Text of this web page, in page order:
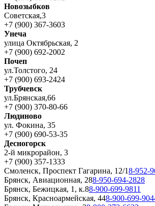
Новозыбков
Советская,3
+7 (900) 367-3603
Унеча
улица Октябрьская, 2
+7 (900) 692-2002
Почеп
ул.Толстого, 24
+7 (900) 693-2424
Трубчевск
ул.Брянская,66
+7 (900) 370-80-66
Людиново
ул. Фокина, 35
+7 (900) 690-53-35
Десногорск
2-й микрорайон, 3
+7 (900) 357-1333
Смоленск, Проспект Гагарина, 12/18-952-
Брянск, Авиационная, 288-950-694-2828
Брянск, Бежицкая, 1, к.88-900-699-9811
Брянск, Красноармейская, 448-900-699-